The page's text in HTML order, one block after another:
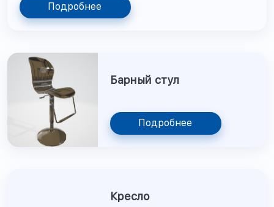
Подробнее
Барный стул
Подробнее
Кресло